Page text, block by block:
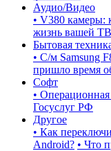
Аудио/Видео
• V380 камеры:
жизнь вашей
Бытовая
• С/м Samsung
пришло время
Софт
•
Госуслуг РФ
Другое
• Как
Android? • Что